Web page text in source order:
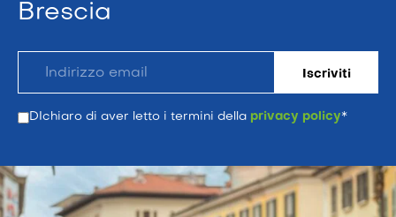
Brescia
DIchiaro di aver letto i termini della privacy policy*